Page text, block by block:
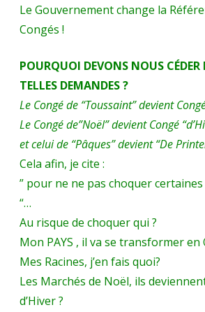
Le Gouvernement change la
Congés !
POURQUOI DEVONS NOUS CÉDER
TELLES DEMANDES ?
Le Congé de “Toussaint” devient
Le Congé de”Noël” devient Congé
et celui de “Pâques” devient “De
Cela afin, je cite :
” pour ne ne pas choquer
“…
Au risque de choquer qui ?
Mon PAYS , il va se transformer en
Mes Racines, j’en fais quoi?
Les Marchés de Noël, ils
d’Hiver ?